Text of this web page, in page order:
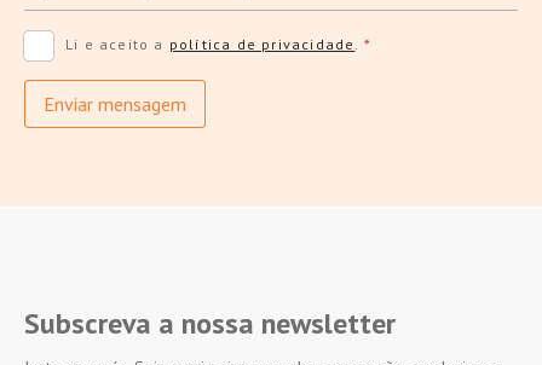
Li e aceito a política de privacidade *
Enviar mensagem
Subscreva a nossa newsletter